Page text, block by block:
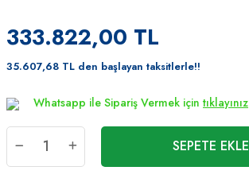
333.822,00 TL
35.607,68 TL den başlayan taksitlerle!!
Whatsapp ile Sipariş Vermek için tıklayınız
SEPETE EKLE